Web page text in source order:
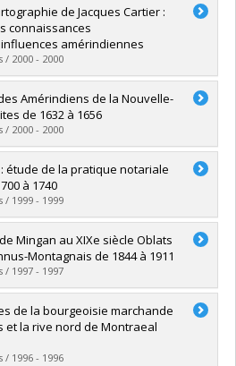
Papyrus
de Jacques Cartier :
connaissances
amérindiennes
2000 - 2000
Papyrus
Amérindiens de la Nouvelle-
de 1632 à 1656
2000 - 2000
Ann
Papyrus
étude de la pratique notariale
à 1740
1999 - 1999
Papyrus
Mingan au XIXe siècle Oblats
Montagnais de 1844 à 1911
1997 - 1997
Papyrus
de la bourgeoisie marchande
et la rive nord de Montraeal
1996 - 1996